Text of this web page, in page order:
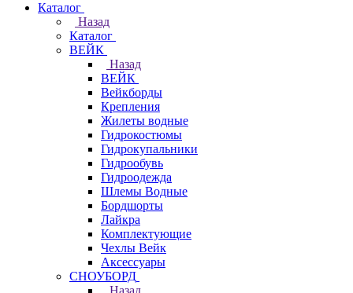
Каталог
Назад
Каталог
ВЕЙК
Назад
ВЕЙК
Вейкборды
Крепления
Жилеты водные
Гидрокостюмы
Гидрокупальники
Гидрообувь
Гидроодежда
Шлемы Водные
Бордшорты
Лайкра
Комплектующие
Чехлы Вейк
Аксессуары
СНОУБОРД
Назад